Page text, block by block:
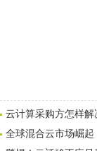
云计算采购方怎样解
全球混合云市场崛